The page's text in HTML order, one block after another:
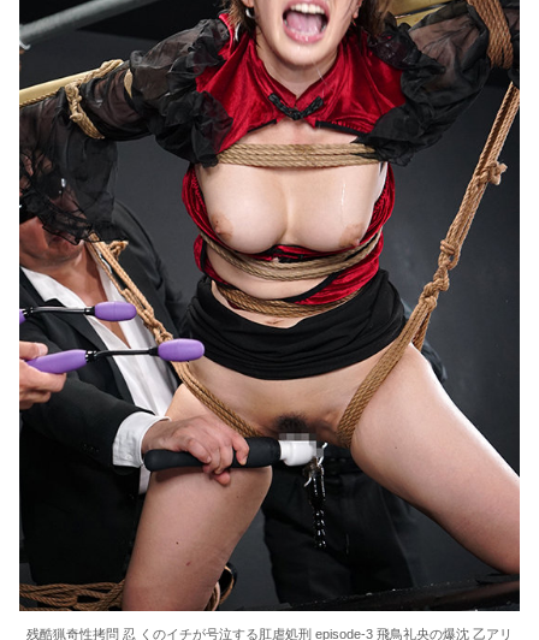
残酷猟奇性拷問 忍 くのイチが号泣する肛虐処刑 episode-3 飛鳥礼央の爆沈 乙アリ